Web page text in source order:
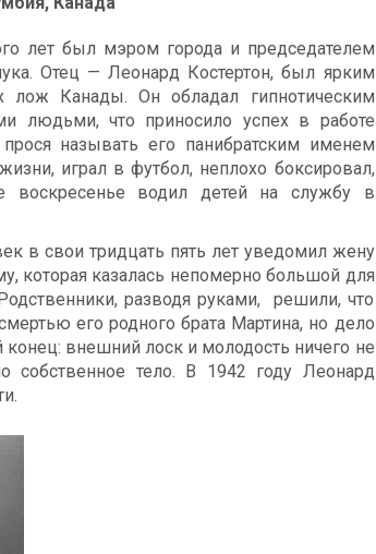
лет был мэром города и председателем
Отец — Леонард Костертон, был ярким
лож Канады. Он обладал гипнотическим
людьми, что приносило успех в работе
называть его панибратским именем
играл в футбол, неплохо боксировал,
воскресенье водил детей на службу в
в свои тридцать пять лет уведомил жену
которая казалась непомерно большой для
разводя руками, решили, что
его родного брата Мартина, но дело
внешний лоск и молодость ничего не
собственное тело. В 1942 году Леонард